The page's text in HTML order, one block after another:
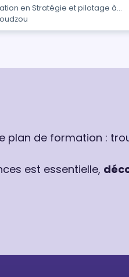
en Stratégie et pilotage à
de formation :
est essentielle,